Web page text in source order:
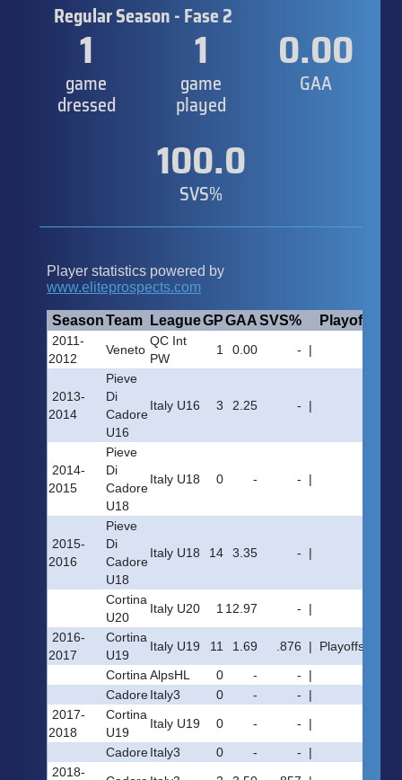
Regular Season - Fase 2
1
game
dressed
1
game
played
0.00
GAA
100.0
SVS%